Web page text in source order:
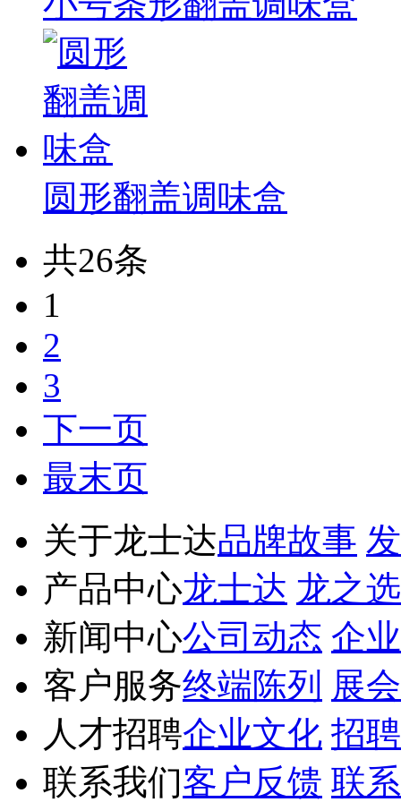
圆形翻盖调味盒
共26条
1
2
3
下一页
最末页
关于龙士达品牌故事
产品中心龙士达 龙之选
新闻中心公司动态 企
客户服务终端陈列 展
人才招聘企业文化 招
联系我们客户反馈 联